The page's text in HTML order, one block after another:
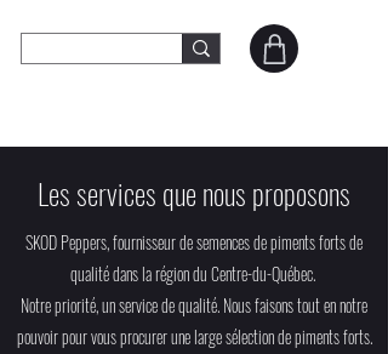
Les services que nous proposons
SKOD Peppers, fournisseur de semences de piments forts de
qualité dans la région du Centre-du-Québec.
Notre priorité, un service de qualité. Nous faisons tout en notre
pouvoir pour vous procurer une large sélection de piments forts.